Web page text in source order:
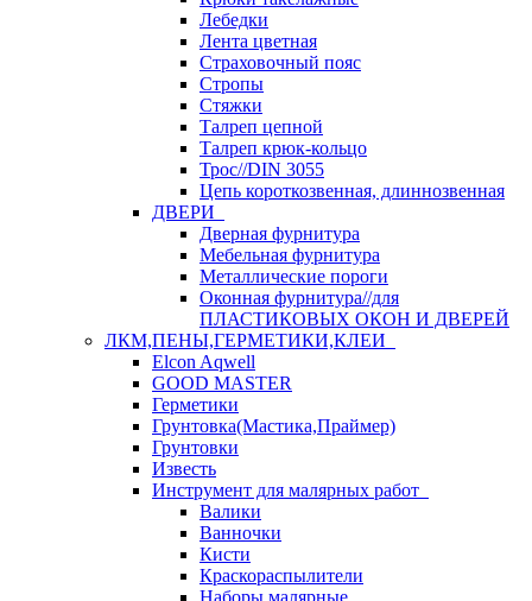
Лебедки
Лента цветная
Страховочный пояс
Стропы
Стяжки
Талреп цепной
Талреп крюк-кольцо
Трос//DIN 3055
Цепь короткозвенная, длиннозвенная
ДВЕРИ
Дверная фурнитура
Мебельная фурнитура
Металлические пороги
Оконная фурнитура//для
ПЛАСТИКОВЫХ ОКОН И ДВЕРЕЙ
ЛКМ,ПЕНЫ,ГЕРМЕТИКИ,КЛЕИ
Elcon Aqwell
GOOD MASTER
Герметики
Грунтовка(Мастика,Праймер)
Грунтовки
Известь
Инструмент для малярных работ
Валики
Ванночки
Кисти
Краскораспылители
Наборы малярные